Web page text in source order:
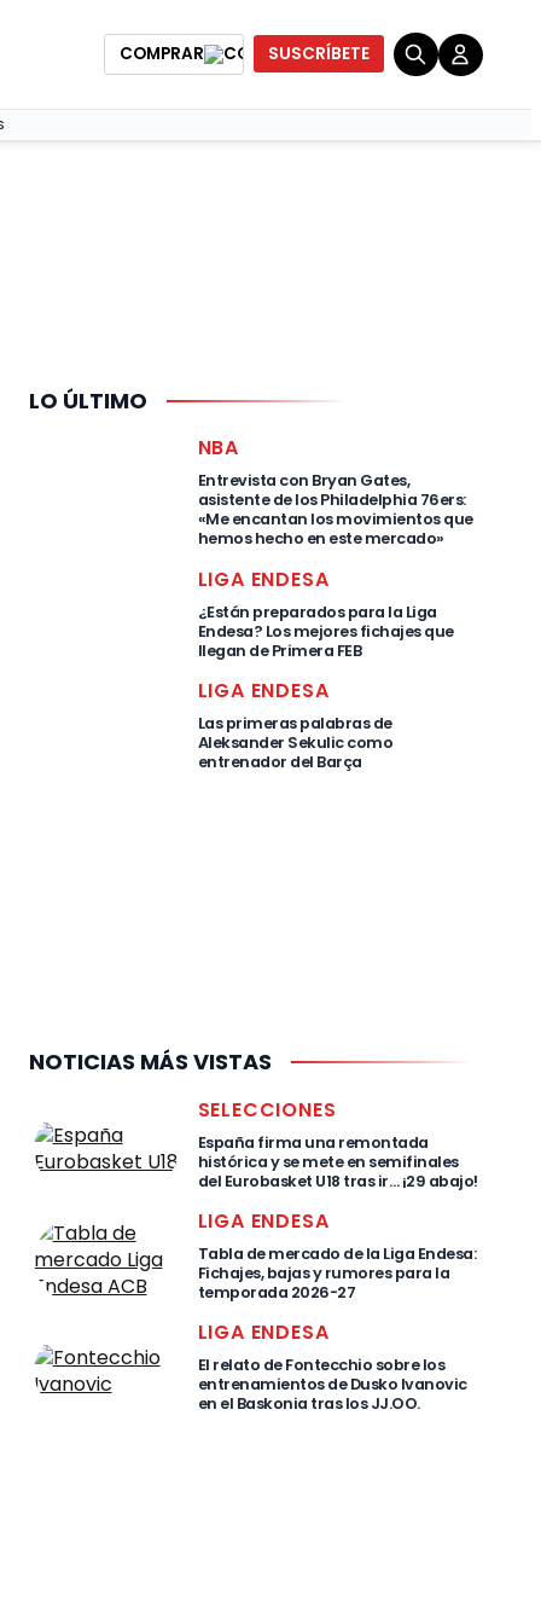
COMPRAR SUSCRÍBETE
LO ÚLTIMO
NBA
Entrevista con Bryan Gates,
asistente de los Philadelphia 76ers:
«Me encantan los movimientos que
hemos hecho en este mercado»
LIGA ENDESA
¿Están preparados para la Liga
Endesa? Los mejores fichajes que
llegan de Primera FEB
LIGA ENDESA
Las primeras palabras de
Aleksander Sekulic como
entrenador del Barça
NOTICIAS MÁS VISTAS
SELECCIONES
España firma una remontada
histórica y se mete en semifinales
del Eurobasket U18 tras ir… ¡29 abajo!
LIGA ENDESA
Tabla de mercado de la Liga Endesa:
Fichajes, bajas y rumores para la
temporada 2026-27
LIGA ENDESA
El relato de Fontecchio sobre los
entrenamientos de Dusko Ivanovic
en el Baskonia tras los JJ.OO.